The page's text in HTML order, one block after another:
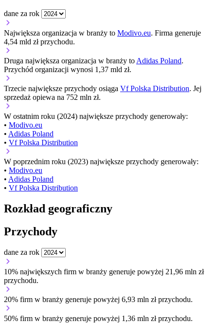
dane za rok
Największa organizacja w branży to Modivo.eu. Firma generuje
4,54 mld zł przychodu.
Druga największa organizacja w branży to Adidas Poland.
Przychód organizacji wynosi 1,37 mld zł.
Trzecie największe przychody osiąga Vf Polska Distribution. Jej
sprzedaż opiewa na 752 mln zł.
W ostatnim roku (2024) największe przychody generowały:
• Modivo.eu
• Adidas Poland
• Vf Polska Distribution
W poprzednim roku (2023) największe przychody generowały:
• Modivo.eu
• Adidas Poland
• Vf Polska Distribution
Rozkład geograficzny
Przychody
dane za rok
10% największych firm w branży generuje powyżej 21,96 mln zł
przychodu.
20% firm w branży generuje powyżej 6,93 mln zł przychodu.
50% firm w branży generuje powyżej 1,36 mln zł przychodu.